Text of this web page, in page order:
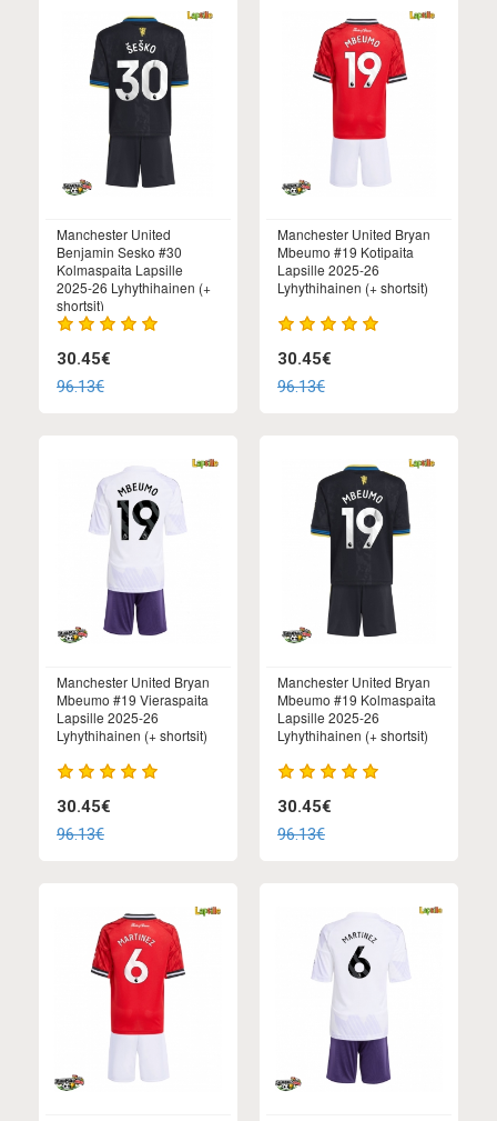
Manchester United
Benjamin Sesko #30
Kolmaspaita Lapsille
2025-26 Lyhythihainen (+
shortsit)
30.45€
96.13€
Manchester United Bryan
Mbeumo #19 Kotipaita
Lapsille 2025-26
Lyhythihainen (+ shortsit)
30.45€
96.13€
Manchester United Bryan
Mbeumo #19 Vieraspaita
Lapsille 2025-26
Lyhythihainen (+ shortsit)
30.45€
96.13€
Manchester United Bryan
Mbeumo #19 Kolmaspaita
Lapsille 2025-26
Lyhythihainen (+ shortsit)
30.45€
96.13€